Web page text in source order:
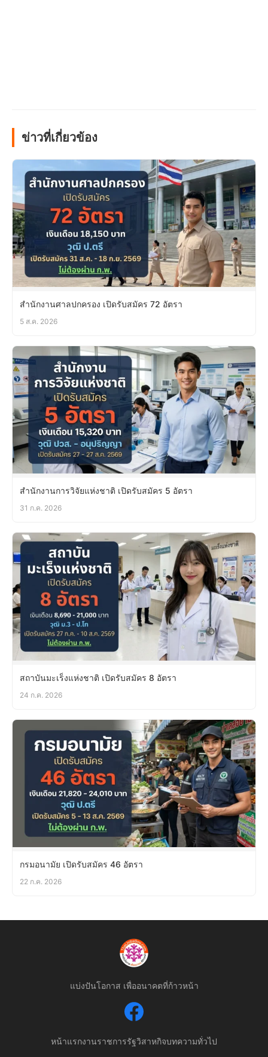
ข่าวที่เกี่ยวข้อง
สำนักงานศาลปกครอง เปิดรับสมัคร 72 อัตรา
5 ส.ค. 2026
สำนักงานการวิจัยแห่งชาติ เปิดรับสมัคร 5 อัตรา
31 ก.ค. 2026
สถาบันมะเร็งแห่งชาติ เปิดรับสมัคร 8 อัตรา
24 ก.ค. 2026
กรมอนามัย เปิดรับสมัคร 46 อัตรา
22 ก.ค. 2026
แบ่งปันโอกาส เพื่ออนาคตที่ก้าวหน้า
หน้าแรกงานราชการรัฐวิสาหกิจบทความทั่วไป